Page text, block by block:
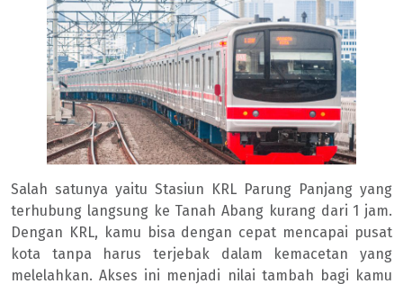
Salah satunya yaitu Stasiun KRL Parung Panjang yang
terhubung langsung ke Tanah Abang kurang dari 1 jam.
Dengan KRL, kamu bisa dengan cepat mencapai pusat
kota tanpa harus terjebak dalam kemacetan yang
melelahkan. Akses ini menjadi nilai tambah bagi kamu